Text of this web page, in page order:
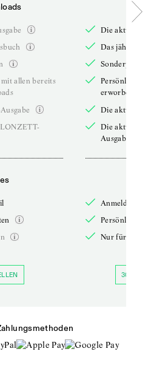
allen bereits
Die aktuelle
Das jährliche
Persönliches
erworbenen
Die aktuelle
Die aktuelle
Ausgabe
Anmelden
Persönliche
Nur für
30 TAGE